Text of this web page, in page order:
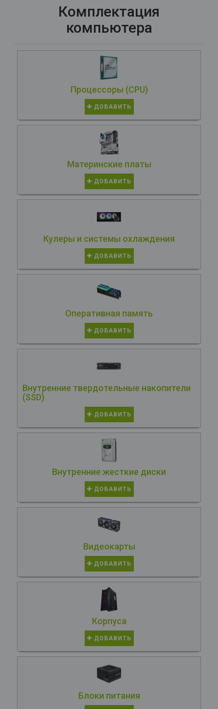
Комплектация
компьютера
Процессоры (CPU)
ДОБАВИТЬ
Материнские платы
ДОБАВИТЬ
Кулеры и системы охлаждения
ДОБАВИТЬ
Оперативная память
ДОБАВИТЬ
Внутренние твердотельные накопители
(SSD)
ДОБАВИТЬ
Внутренние жесткие диски
ДОБАВИТЬ
Видеокарты
ДОБАВИТЬ
Корпуса
ДОБАВИТЬ
Блоки питания